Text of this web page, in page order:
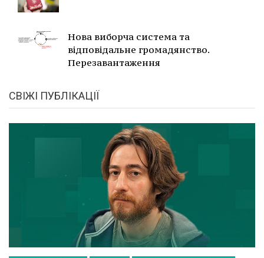
Нова виборча система та
відповідальне громадянство.
Перезавантаження
СВІЖІ ПУБЛІКАЦІЇ